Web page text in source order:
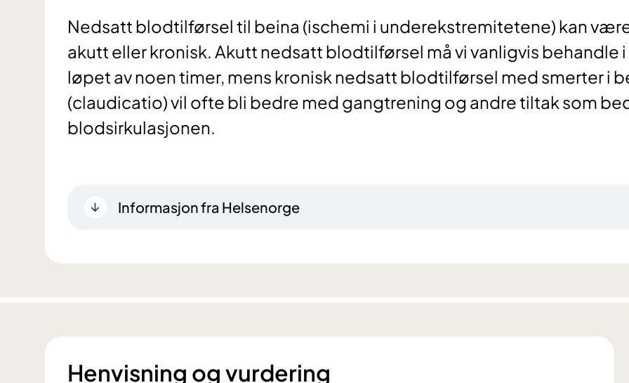
Nedsatt blodtilførsel til beina (ischemi i underekstremitetene) kan
akutt eller kronisk. Akutt nedsatt blodtilførsel må vi vanligvis behandle i
løpet av noen timer, mens kronisk nedsatt blodtilførsel med smerter i
(claudicatio) vil ofte bli bedre med gangtrening og andre tiltak som
blodsirkulasjonen.
Informasjon fra Helsenorge
Henvisning og vurdering